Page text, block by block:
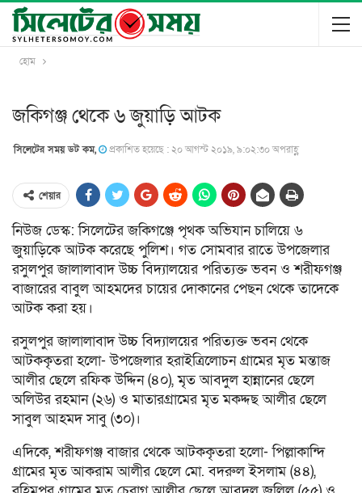
হোম
জকিগঞ্জ থেকে ৬ জুয়াড়ি আটক
সিলেটের সময় ডট কম, প্রকাশিত হয়েছে : ২০ আগস্ট ২০১৯, ৯:০২:৩০ অপরাহ্ণ
শেয়ার
নিউজ ডেস্ক: সিলেটের জকিগঞ্জে পৃথক অভিযান চালিয়ে ৬
জুয়াড়িকে আটক করেছে পুলিশ। গত সোমবার রাতে উপজেলার
রসুলপুর জালালাবাদ উচ্চ বিদ্যালয়ের পরিত্যক্ত ভবন ও শরীফগঞ্জ
বাজারের বাবুল আহমদের চায়ের দোকানের পেছন থেকে তাদেকে
আটক করা হয়।
রসুলপুর জালালাবাদ উচ্চ বিদ্যালয়ের পরিত্যক্ত ভবন থেকে
আটককৃতরা হলো- উপজেলার হরাইত্রিলোচন গ্রামের মৃত মন্তাজ
আলীর ছেলে রফিক উদ্দিন (৪০), মৃত আবদুল হান্নানের ছেলে
অলিউর রহমান (২৬) ও মাতারগ্রামের মৃত মকদ্দছ আলীর ছেলে
সাবুল আহমদ সাবু (৩০)।
এদিকে, শরীফগঞ্জ বাজার থেকে আটককৃতরা হলো- পিল্লাকান্দি
গ্রামের মৃত আকরাম আলীর ছেলে মো. বদরুল ইসলাম (৪৪),